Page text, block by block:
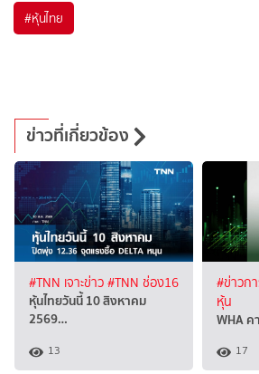
#หุ้นไทย
ข่าวที่เกี่ยวข้อง
#TNN เจาะข่าว#TNN ช่อง16
หุ้นไทยวันนี้ 10 สิงหาคม
2569…
13
#ข่าวก
หุ้น
WHA
17